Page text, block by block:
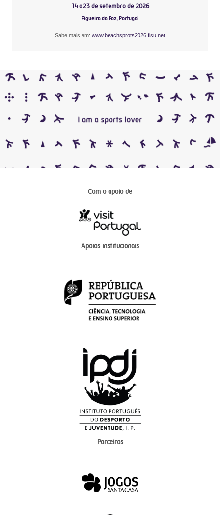
14 a 23 de setembro de 2026
Figueira da Foz, Portugal
Sabe mais em: www.beachsprots2026.fisu.net
Com o apoio de
Apoios institucionais
Parceiros